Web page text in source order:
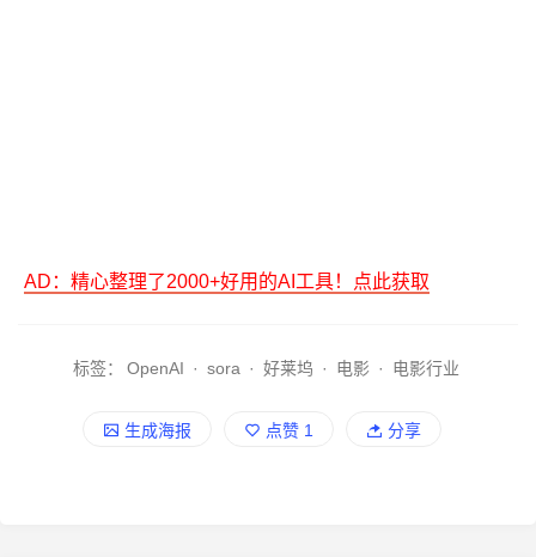
AD：精心整理了2000+好用的AI工具！点此获取
标签： OpenAI · sora · 好莱坞 · 电影 · 电影行业
生成海报 点赞 1 分享